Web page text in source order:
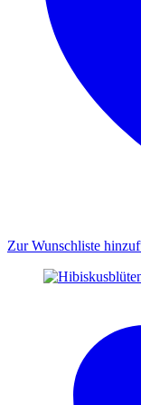
Zur Wunschliste